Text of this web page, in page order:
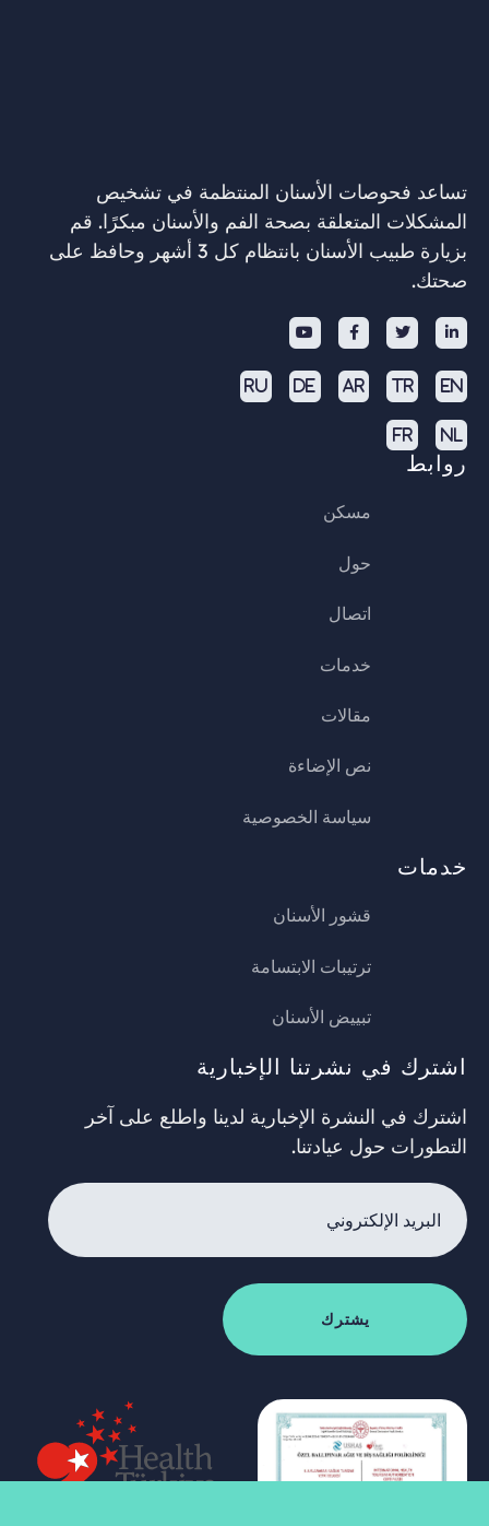
تساعد فحوصات الأسنان المنتظمة في تشخيص
المشكلات المتعلقة بصحة الفم والأسنان مبكرًا. قم
بزيارة طبيب الأسنان بانتظام كل 3 أشهر وحافظ على
صحتك.




EN
TR
AR
DE
RU
NL
FR
روابط
مسكن
حول
اتصال
خدمات
مقالات
نص الإضاءة
سياسة الخصوصية
خدمات
قشور الأسنان
ترتيبات الابتسامة
تبييض الأسنان
اشترك في نشرتنا الإخبارية
اشترك في النشرة الإخبارية لدينا واطلع على آخر
التطورات حول عيادتنا.